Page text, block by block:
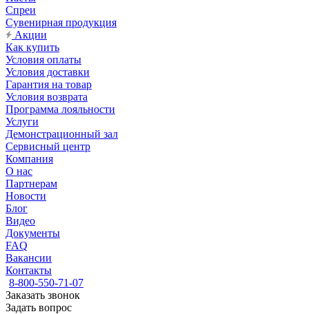
Спреи
Сувенирная продукция
Акции
Как купить
Условия оплаты
Условия доставки
Гарантия на товар
Условия возврата
Программа лояльности
Услуги
Демонстрационный зал
Сервисный центр
Компания
О нас
Партнерам
Новости
Блог
Видео
Документы
FAQ
Вакансии
Контакты
8-800-550-71-07
Заказать звонок
Задать вопрос